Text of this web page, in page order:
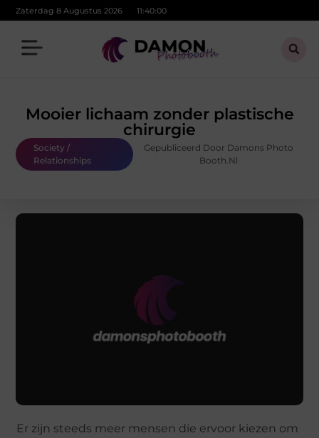
Zaterdag 8 Augustus 2026 11:40:01
Mooier lichaam zonder plastische
chirurgie
Society /
Relationships
Gepubliceerd Door Damons Photo
Booth.nl
Er zijn steeds meer mensen die ervoor kiezen om